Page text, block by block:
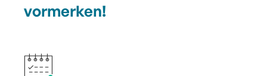
vormerken!